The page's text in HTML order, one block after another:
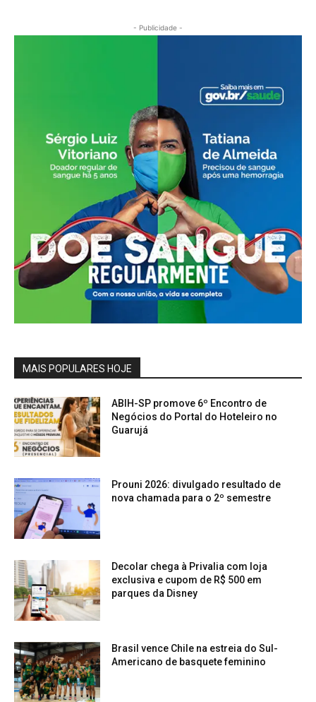
- Publicidade -
MAIS POPULARES HOJE
ABIH-SP promove 6º Encontro de
Negócios do Portal do Hoteleiro no
Guarujá
Prouni 2026: divulgado resultado de
nova chamada para o 2º semestre
Decolar chega à Privalia com loja
exclusiva e cupom de R$ 500 em
parques da Disney
Brasil vence Chile na estreia do Sul-
Americano de basquete feminino